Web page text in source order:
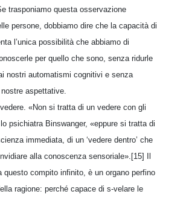
trasponiamo questa osservazione
persone, dobbiamo dire che la capacità di
l’unica possibilità che abbiamo di
per quello che sono, senza ridurle
nostri automatismi cognitivi e senza
aspettative.
«Non si tratta di un vedere con gli
psichiatra Binswanger, «eppure si tratta di
immediata, di un ‘vedere dentro’ che
alla conoscenza sensoriale».[15] Il
questo compito infinito, è un organo perfino
ragione: perché capace di s-velare le